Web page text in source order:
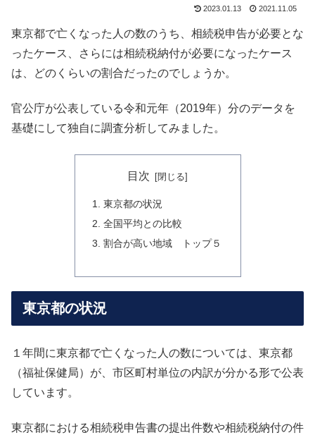
2023.01.13 2021.11.05
東京都で亡くなった人の数のうち、相続税申告が必要とな
ったケース、さらには相続税納付が必要になったケース
は、どのくらいの割合だったのでしょうか。
官公庁が公表している令和元年（2019年）分のデータを
基礎にして独自に調査分析してみました。
目次
東京都の状況
全国平均との比較
割合が高い地域 トップ５
東京都の状況
１年間に東京都で亡くなった人の数については、東京都
（福祉保健局）が、市区町村単位の内訳が分かる形で公表
しています。
東京都における相続税申告書の提出件数や相続税納付の件